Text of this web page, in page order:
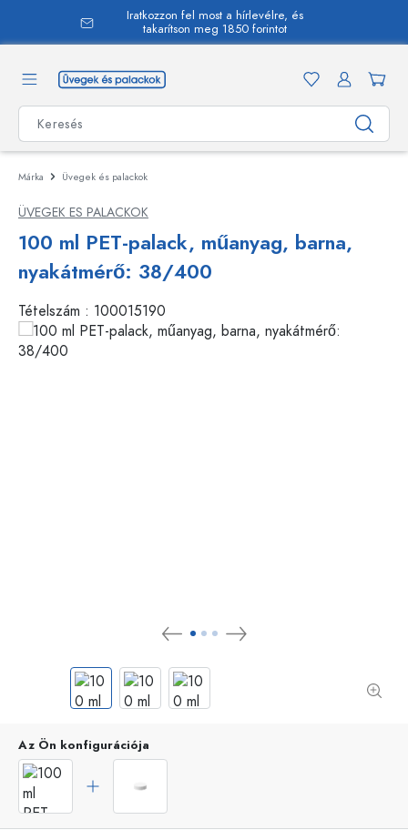
Iratkozzon fel most a hírlevélre, és
takarítson meg 1850 forintot
Márka Üvegek és palackok
ÜVEGEK ES PALACKOK
100 ml PET-palack, műanyag, barna,
nyakátmérő: 38/400
Tételszám : 100015190
Az Ön konfigurációja